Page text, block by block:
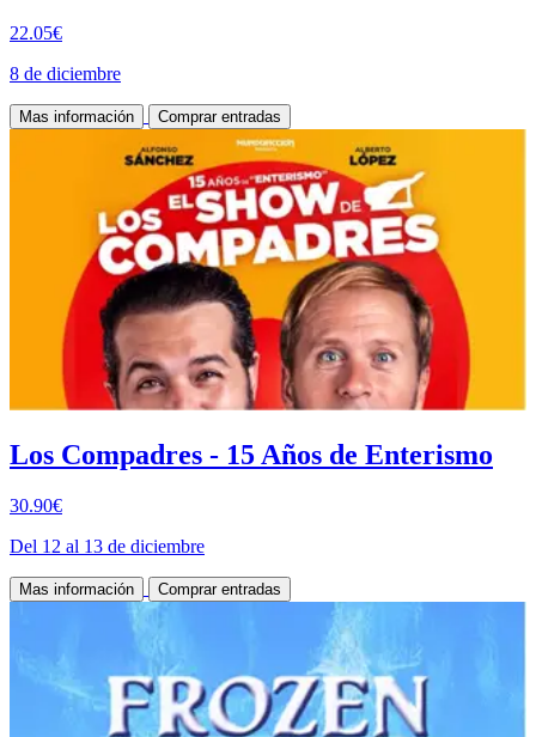
22.05€
8 de diciembre
Mas información Comprar entradas
Los Compadres - 15 Años de Enterismo
30.90€
Del 12 al 13 de diciembre
Mas información Comprar entradas